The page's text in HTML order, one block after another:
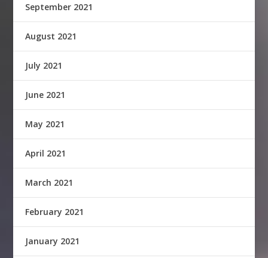
September 2021
August 2021
July 2021
June 2021
May 2021
April 2021
March 2021
February 2021
January 2021